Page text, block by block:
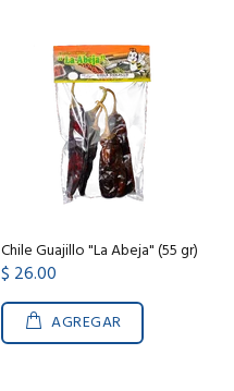
Chile Guajillo "La Abeja" (55 gr)
$ 26.00
AGREGAR